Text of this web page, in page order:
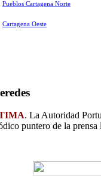
Pueblos Cartagena Norte
Cartagena Oeste
. La Autoridad
puntero de la